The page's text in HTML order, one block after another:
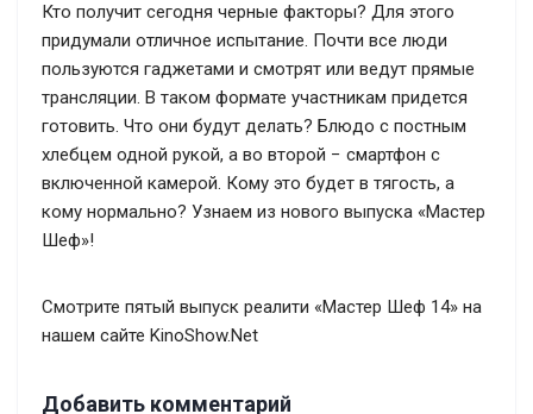
Кто получит сегодня черные факторы? Для этого
придумали отличное испытание. Почти все люди
пользуются гаджетами и смотрят или ведут прямые
трансляции. В таком формате участникам придется
готовить. Что они будут делать? Блюдо с постным
хлебцем одной рукой, а во второй − смартфон с
включенной камерой. Кому это будет в тягость, а
кому нормально? Узнаем из нового выпуска «Мастер
Шеф»!
Смотрите пятый выпуск реалити «Мастер Шеф 14» на
нашем сайте KinoShow.Net
Добавить комментарий